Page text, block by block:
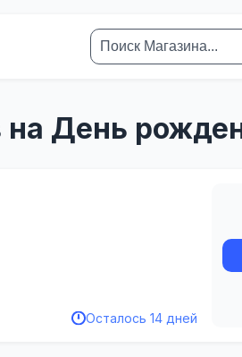
на День
Осталось 14 дней